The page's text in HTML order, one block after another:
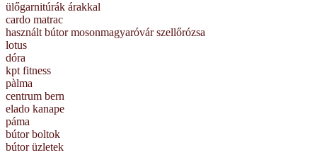
ülőgarnitúrák árakkal
cardo matrac
használt bútor mosonmagyaróvár szellőrózsa
lotus
dóra
kpt fitness
pàlma
centrum bern
elado kanape
páma
bútor boltok
bútor üzletek